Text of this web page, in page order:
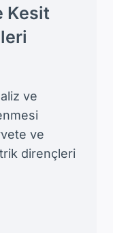
Kesit
ve
ve
dirençleri